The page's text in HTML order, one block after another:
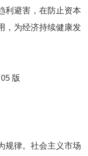
利避害，在防止资本
，为经济持续健康发
05 版
规律。社会主义市场